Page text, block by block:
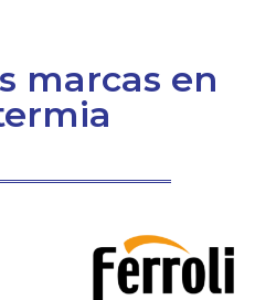
marcas en